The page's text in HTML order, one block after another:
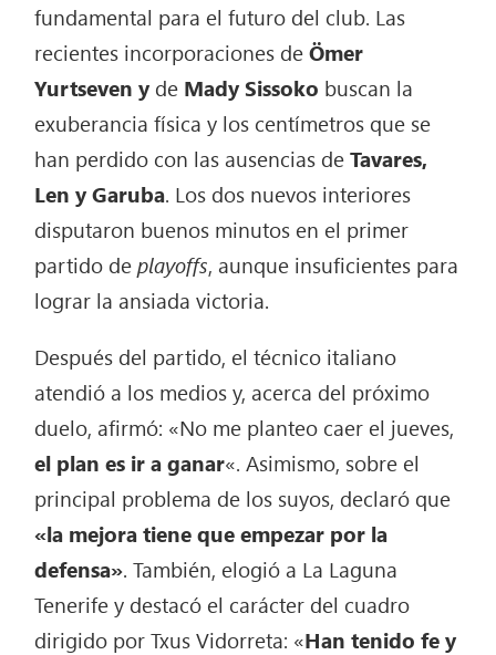
fundamental para el futuro del club. Las
recientes incorporaciones deÖmer
Yurtseven y de Mady Sissoko buscan la
exuberancia física y los centímetros que se
han perdido con las ausencias deTavares,
Len y Garuba. Los dos nuevos interiores
disputaron buenos minutos en el primer
partido deplayoffs, aunque insuficientes para
lograr la ansiada victoria.
Después del partido, el técnico italiano
atendió a los medios y, acerca del próximo
duelo, afirmó: «No me planteo caer el jueves,
el plan es ir a ganar«. Asimismo, sobre el
principal problema de los suyos, declaró que
«la mejora tiene que empezar por la
defensa». También, elogió a La Laguna
Tenerife y destacó el carácter del cuadro
dirigido por Txus Vidorreta: «Han tenido fe y